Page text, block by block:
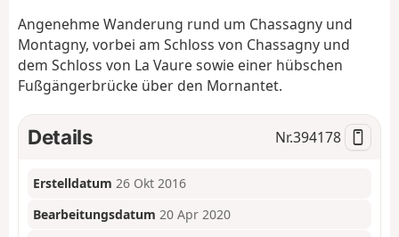
n
Angenehme Wanderung rund um Chassagny und
Montagny, vorbei am Schloss von Chassagny und
dem Schloss von La Vaure sowie einer hübschen
Fußgängerbrücke über den Mornantet.
Details Nr.394178
Erstelldatum 26 Okt 2016
Bearbeitungsdatum 20 Apr 2020